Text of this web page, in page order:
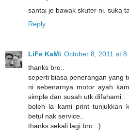
santai je bawak skuter ni. suka
Reply
LiFe KaMi October 8, 2011 at
thanks bro..
seperti biasa penerangan yang
ni sebenarnya motor ayah
simple dan susah utk difahami..
boleh la kami print tunjukkan
betul nak service..
thanks sekali lagi bro..:)